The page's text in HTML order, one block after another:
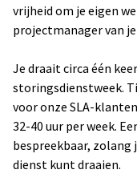
vrijheid om je eigen
projectmanager van
Je draait circa één
storingsdienstweek.
voor onze SLA-
32-40 uur per week.
bespreekbaar, zolang
dienst kunt draaien.